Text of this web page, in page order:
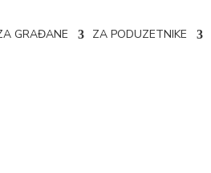
GRAĐANE ZA PODUZETNIKE